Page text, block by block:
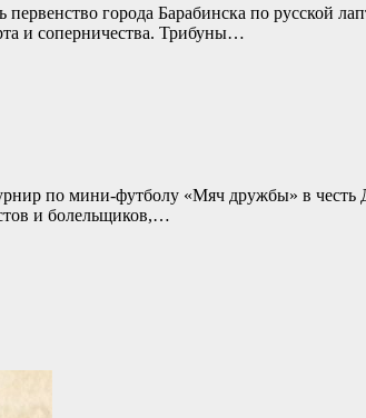
первенство города Барабинска по русской
и соперничества. Трибуны…
по мини-футболу «Мяч дружбы» в
и болельщиков,…